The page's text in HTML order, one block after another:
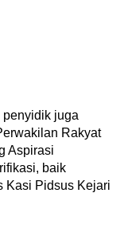
penyidik juga
Rakyat
Aspirasi
baik
Kasi Pidsus Kejari